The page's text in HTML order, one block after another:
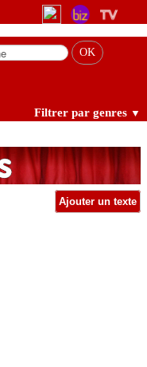
Filtrer par genres ▼
Ajouter un texte